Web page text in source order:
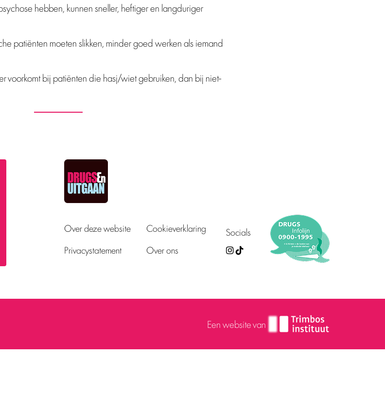
hebben, kunnen sneller, heftiger en langduriger
patiënten moeten slikken, minder goed werken als iemand
voorkomt bij patiënten die hasj/wiet gebruiken, dan bij niet-
Over deze website
Privacystatement
Cookieverklaring
Over ons
Socials
Een website van